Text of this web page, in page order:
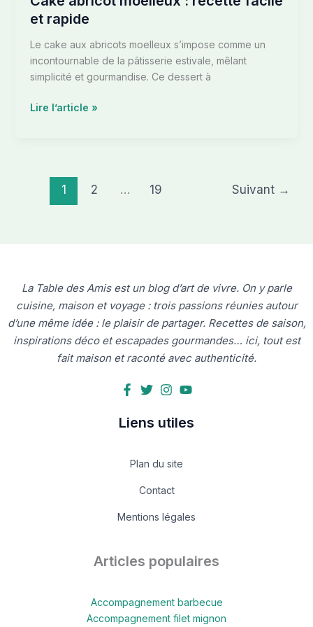
et rapide
Le cake aux abricots moelleux s’impose comme un
incontournable de la pâtisserie estivale, mêlant
simplicité et gourmandise. Ce dessert à
Lire l’article »
1 2 … 19 Suivant →
La Table des Amis est un blog d’art de vivre. On y parle
cuisine, maison et voyage : trois passions réunies autour
d’une même idée : le plaisir de partager. Recettes de saison,
inspirations déco et escapades gourmandes… ici, tout est
fait maison et raconté avec authenticité.
Liens utiles
Plan du site
Contact
Mentions légales
Articles populaires
Accompagnement barbecue
Accompagnement filet mignon